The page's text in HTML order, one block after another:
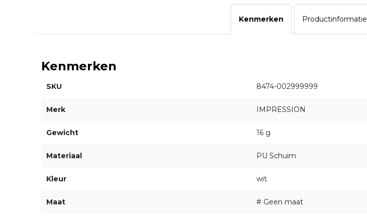
Kenmerken Productinformatie
Kenmerken
SKU 8474-002999999
Merk IMPRESSION
Gewicht 16 g
Materiaal PU Schuim
Kleur wit
Maat # Geen maat